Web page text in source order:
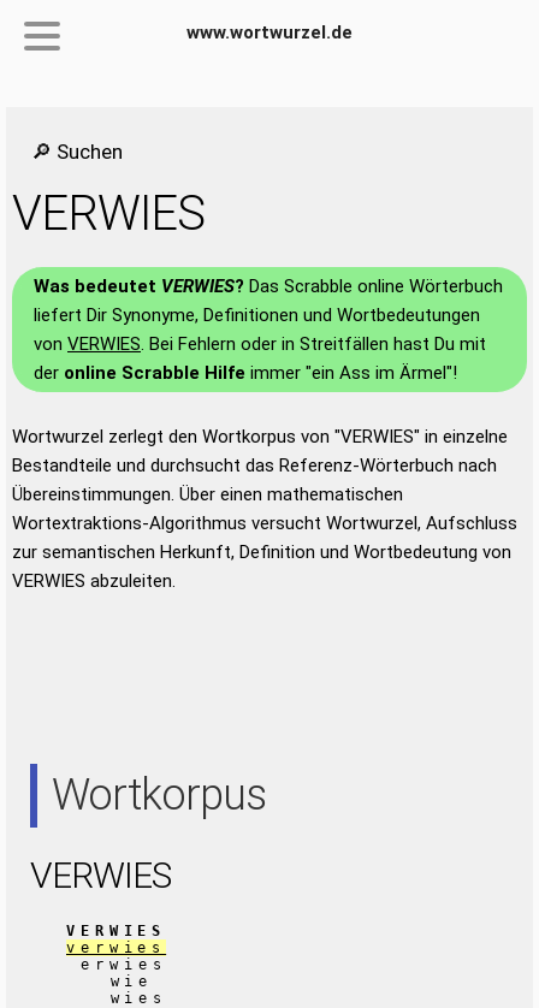
www.wortwurzel.de
🔎 Suchen
VERWIES
Was bedeutet VERWIES? Das Scrabble online Wörterbuch
liefert Dir Synonyme, Definitionen und Wortbedeutungen
von VERWIES. Bei Fehlern oder in Streitfällen hast Du mit
der online Scrabble Hilfe immer "ein Ass im Ärmel"!
Wortwurzel zerlegt den Wortkorpus von "VERWIES" in einzelne
Bestandteile und durchsucht das Referenz-Wörterbuch nach
Übereinstimmungen. Über einen mathematischen
Wortextraktions-Algorithmus versucht Wortwurzel, Aufschluss
zur semantischen Herkunft, Definition und Wortbedeutung von
VERWIES abzuleiten.
Wortkorpus
VERWIES
VERWIES
verwies
erwies
wie
wies